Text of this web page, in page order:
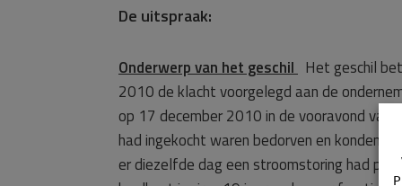
De uitspraak:
Onderwerp van het geschil Het geschil
2010 de klacht voorgelegd aan de
op 17 december 2010 in de vooravond
had ingekocht waren bedorven en konden
er diezelfde dag een stroomstoring had